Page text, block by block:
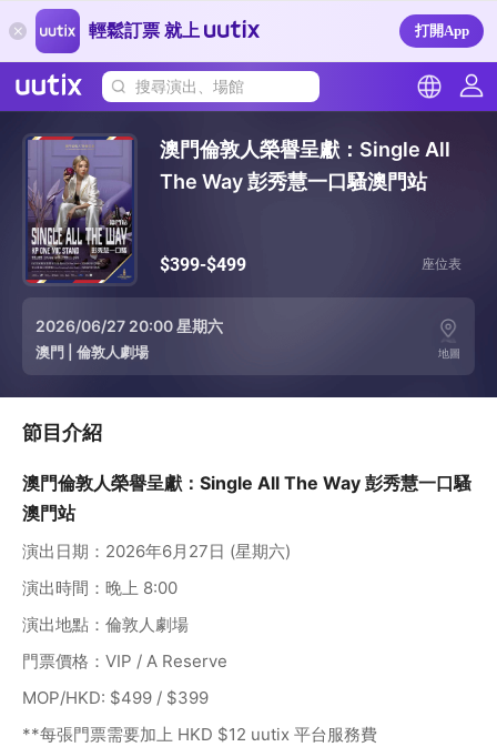
輕鬆訂票 就上 打開App
搜尋演出、場館
澳門倫敦人榮譽呈獻：Single All
The Way 彭秀慧一口騷澳門站
$399-$499 座位表
2026/06/27 20:00 星期六
澳門 倫敦人劇場 地圖
節目介紹
澳門倫敦人榮譽呈獻：Single All The Way 彭秀慧一口騷
澳門站
演出日期：2026年6月27日 (星期六)
演出時間：晚上 8:00
演出地點：倫敦人劇場
門票價格：VIP / A Reserve
MOP/HKD: $499 / $399
**每張門票需要加上 HKD $12 uutix 平台服務費